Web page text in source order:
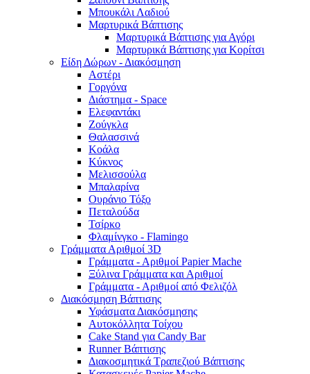
Μπουκάλι Λαδιού
Μαρτυρικά Βάπτισης
Μαρτυρικά Βάπτισης για Αγόρι
Μαρτυρικά Βάπτισης για Κορίτσι
Είδη Δώρων - Διακόσμηση
Αστέρι
Γοργόνα
Διάστημα - Space
Ελεφαντάκι
Ζούγκλα
Θαλασσινά
Κοάλα
Κύκνος
Μελισσούλα
Μπαλαρίνα
Ουράνιο Τόξο
Πεταλούδα
Τσίρκο
Φλαμίνγκο - Flamingo
Γράμματα Αριθμοί 3D
Γράμματα - Αριθμοί Papier Mache
Ξύλινα Γράμματα και Αριθμοί
Γράμματα - Αριθμοί από Φελιζόλ
Διακόσμηση Βάπτισης
Υφάσματα Διακόσμησης
Αυτοκόλλητα Τοίχου
Cake Stand για Candy Bar
Runner Βάπτισης
Διακοσμητικά Τραπεζιού Βάπτισης